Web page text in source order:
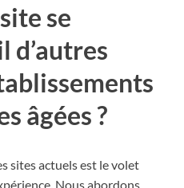
se
âgées ?
sites actuels est le volet
Nous abordons